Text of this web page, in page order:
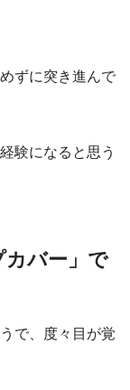
ずに突き進んで
験になると思う
カバー」で
で、度々目が覚